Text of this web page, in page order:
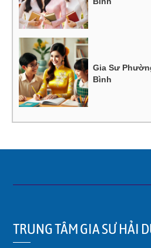
Gia Sư
Bình
TRUNG TÂM GIA SƯ HẢI